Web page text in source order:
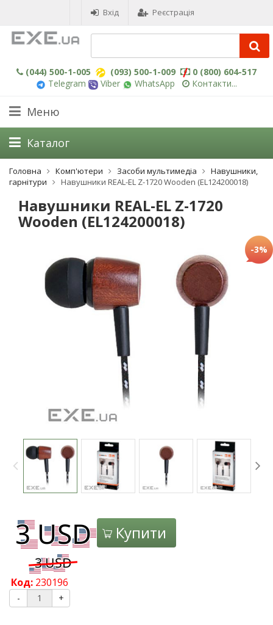
Вхід Реєстрація
(044) 500-1-005 (093) 500-1-009
0 (800) 604-517
Telegram
Viber WhatsApp Контакти...
Меню
Головна Комп'ютери Засоби мультимедіа
Навушники,
гарнітури
Навушники REAL-EL Z-1720 Wooden (EL124200018)
Навушники REAL-EL Z-1720
Wooden (EL124200018)
-3%
Купити
Код: 230196
- +
Каталог